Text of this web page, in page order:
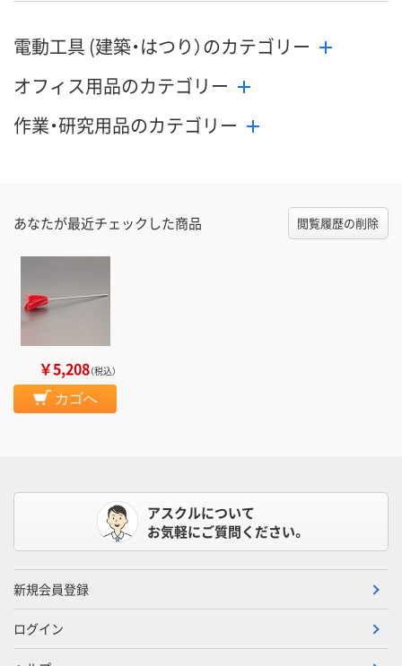
電動工具 (建築・はつり）のカテゴリー
オフィス用品のカテゴリー
作業・研究用品のカテゴリー
あなたが最近チェックした商品 閲覧履歴の削除
￥5,208（税込）
カゴへ
アスクルについて
お気軽にご質問ください。
新規会員登録
ログイン